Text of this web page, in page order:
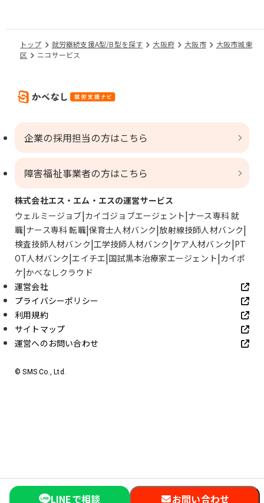
トップ 就労継続支援A型/B型を探す 大阪府 大阪市
大阪市城東
区
ニコサービス
LINEで相談 お問い合わせ
企業の採用担当の方はこちら
障害福祉事業者の方はこちら
株式会社エス・エム・エスの運営サービス
ウェルミージョブ カイゴジョブエージェント ナース専科 就
職 ナース専科 転職 保育士人材バンク 放射線技師人材バンク
検査技師人材バンク 工学技師人材バンク ケア人材バンク PT
OT人材バンク エイチエ 国試黒本治療家エージェント カイポ
ケ かべなしクラウド
運営会社
プライバシーポリシー
利用規約
サイトマップ
運営へのお問い合わせ
© SMS Co., Ltd.